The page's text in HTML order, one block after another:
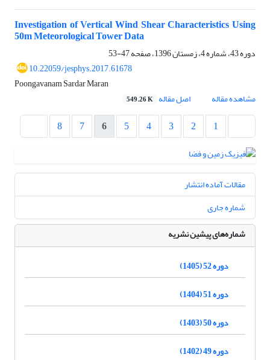
Investigation of Vertical Wind Shear Characteristics Using
50m Meteorological Tower Data
دوره 43، شماره 4، زمستان 1396، صفحه
47-53
10.22059/jesphys.2017.61678
Poongavanam Sardar Maran
مشاهده مقاله
اصل مقاله 549.26 K
1
2
3
4
5
6
7
8
مقالات آماده انتشار
شماره جاری
شماره‌های پیشین نشریه
دوره 52 (1405)
دوره 51 (1404)
دوره 50 (1403)
دوره 49 (1402)